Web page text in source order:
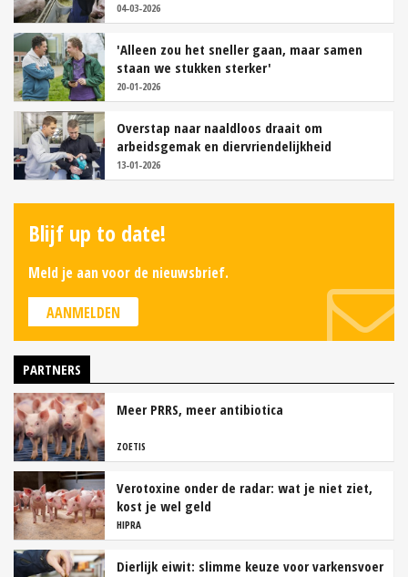
04-03-2026
'Alleen zou het sneller gaan, maar samen
staan we stukken sterker'
20-01-2026
Overstap naar naaldloos draait om
arbeidsgemak en diervriendelijkheid
13-01-2026
Blijf up to date!
Meld je aan voor de nieuwsbrief.
AANMELDEN
PARTNERS
Meer PRRS, meer antibiotica
ZOETIS
Verotoxine onder de radar: wat je niet ziet,
kost je wel geld
HIPRA
Dierlijk eiwit: slimme keuze voor varkensvoer